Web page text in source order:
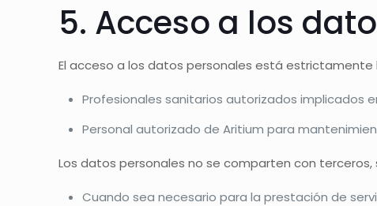
5. Acceso a los
El acceso a los datos personales está estrictamente
Profesionales sanitarios autorizados implicados
Personal autorizado de Aritium para
Los datos personales no se comparten con terceros,
Cuando sea necesario para la prestación de